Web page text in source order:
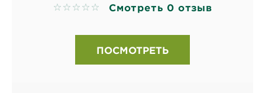
No reviews Смотреть 0 отзыв
ПОСМОТРЕТЬ